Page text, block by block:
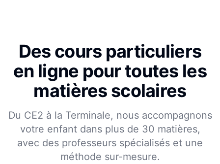
Des cours particuliers
en ligne pour toutes les
matières scolaires
Du CE2 à la Terminale, nous accompagnons
votre enfant dans plus de 30 matières,
avec des professeurs spécialisés et une
méthode sur-mesure.